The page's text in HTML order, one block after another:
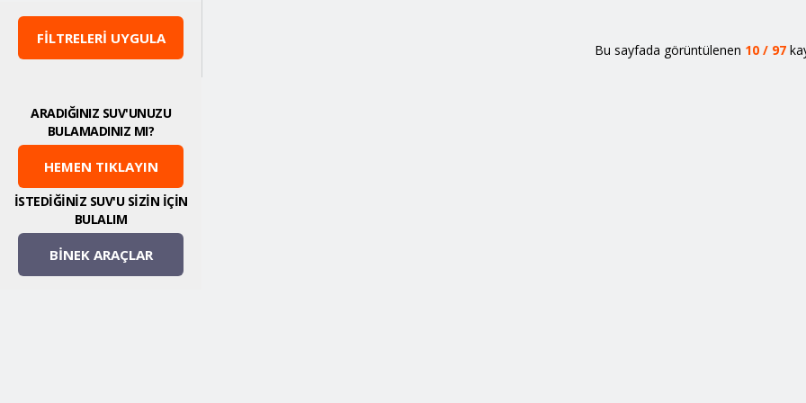
FİLTRELERİ UYGULA
ARADIĞINIZ SUV'UNUZU
BULAMADINIZ MI?
HEMEN TIKLAYIN
İSTEDİĞİNİZ SUV'U SİZİN İÇİN
BULALIM
BİNEK ARAÇLAR
Bu sayfada görüntülenen 10 / 97